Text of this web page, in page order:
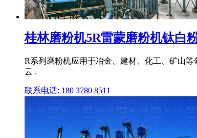
桂林磨粉机5R雷蒙磨粉机钛白
R系列磨粉机应用于冶金、建材、化工、矿山
云 .
联系电话: 180 3780 8511